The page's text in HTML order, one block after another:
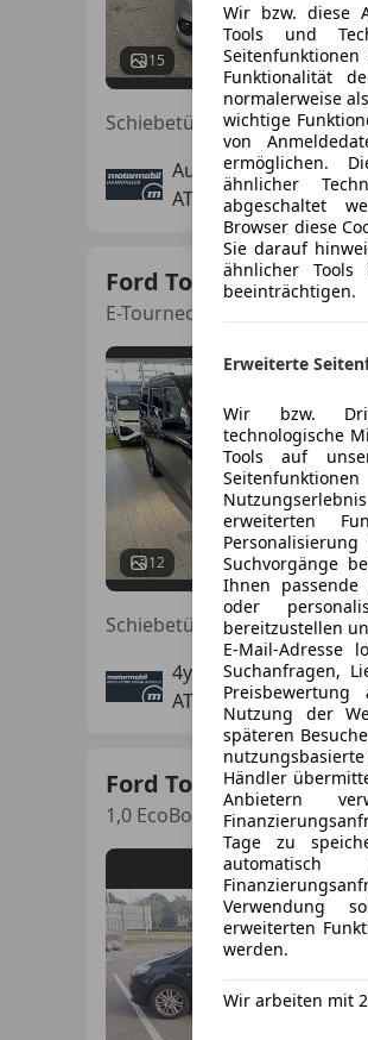
15
Schiebetür, Garantie,
Autohaus Danninger
AT-4060 Leonding
Ford Tourneo Courier
E-Tourneo Courier Active
12
4you Store GmbH
AT-4840 Vöcklabruck
Ford Tourneo Courier
1,0 EcoBoost Ambiente
Wir bzw. diese
Tools und
Funktionalität
normalerweise
wichtige
von
ermöglichen.
ähnlicher
abgeschaltet
Browser diese
Sie darauf
ähnlicher Tools
beeinträchtigen.
Erweiterte
Wir bzw.
technologische
Tools auf
erweiterten
Suchvorgänge
Ihnen
oder
bereitzustellen
E-Mail-Adresse
Suchanfragen,
Nutzung der
späteren
Händler
Anbietern
Tage zu
Verwendung
erweiterten
werden.
Wir arbeiten mit